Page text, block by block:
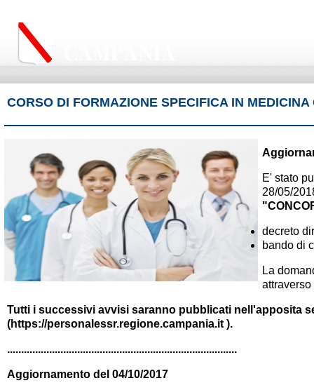
CORSO DI FORMAZIONE SPECIFICA IN MEDICINA
E' stato
28/05/
"
decreto
bando di
La
Tutti i successivi avvisi saranno pubblicati nell'apposita
(https://personalessr.regione.campania.it ).
..................................................................................
Aggiornamento del 04/10/2017